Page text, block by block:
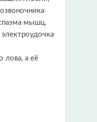
мышц.
лова, а её